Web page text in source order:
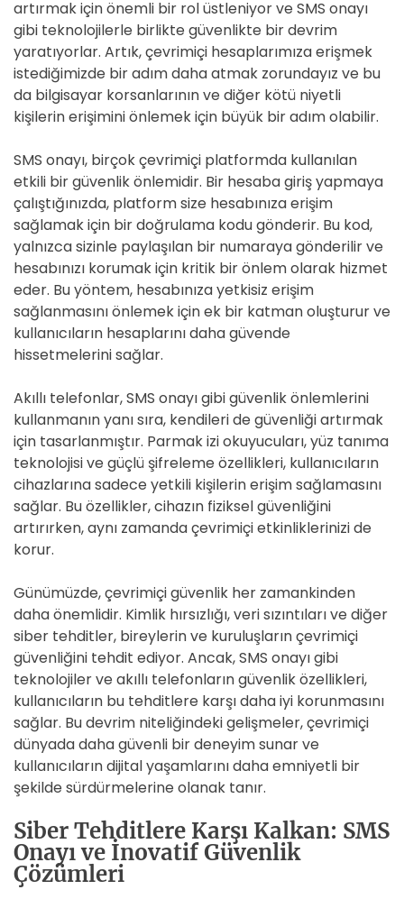
artırmak için önemli bir rol üstleniyor ve SMS onayı
gibi teknolojilerle birlikte güvenlikte bir devrim
yaratıyorlar. Artık, çevrimiçi hesaplarımıza erişmek
istediğimizde bir adım daha atmak zorundayız ve bu
da bilgisayar korsanlarının ve diğer kötü niyetli
kişilerin erişimini önlemek için büyük bir adım olabilir.
SMS onayı, birçok çevrimiçi platformda kullanılan
etkili bir güvenlik önlemidir. Bir hesaba giriş yapmaya
çalıştığınızda, platform size hesabınıza erişim
sağlamak için bir doğrulama kodu gönderir. Bu kod,
yalnızca sizinle paylaşılan bir numaraya gönderilir ve
hesabınızı korumak için kritik bir önlem olarak hizmet
eder. Bu yöntem, hesabınıza yetkisiz erişim
sağlanmasını önlemek için ek bir katman oluşturur ve
kullanıcıların hesaplarını daha güvende
hissetmelerini sağlar.
Akıllı telefonlar, SMS onayı gibi güvenlik önlemlerini
kullanmanın yanı sıra, kendileri de güvenliği artırmak
için tasarlanmıştır. Parmak izi okuyucuları, yüz tanıma
teknolojisi ve güçlü şifreleme özellikleri, kullanıcıların
cihazlarına sadece yetkili kişilerin erişim sağlamasını
sağlar. Bu özellikler, cihazın fiziksel güvenliğini
artırırken, aynı zamanda çevrimiçi etkinliklerinizi de
korur.
Günümüzde, çevrimiçi güvenlik her zamankinden
daha önemlidir. Kimlik hırsızlığı, veri sızıntıları ve diğer
siber tehditler, bireylerin ve kuruluşların çevrimiçi
güvenliğini tehdit ediyor. Ancak, SMS onayı gibi
teknolojiler ve akıllı telefonların güvenlik özellikleri,
kullanıcıların bu tehditlere karşı daha iyi korunmasını
sağlar. Bu devrim niteliğindeki gelişmeler, çevrimiçi
dünyada daha güvenli bir deneyim sunar ve
kullanıcıların dijital yaşamlarını daha emniyetli bir
şekilde sürdürmelerine olanak tanır.
Siber Tehditlere Karşı Kalkan: SMS
Onayı ve İnovatif Güvenlik
Çözümleri